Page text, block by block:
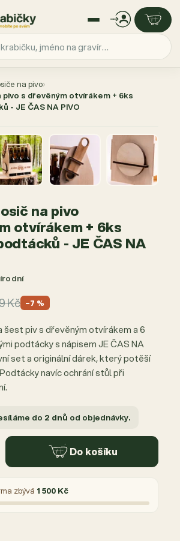
na pivo›
pivo s dřevěným otvírákem + 6ks
- JE ČAS NA PIVO
na pivo
otvírákem + 6ks
- JE ČAS NA
Kč −7 %
šest piv s dřevěným otvírákem a 6
podtácky s nápisem JE ČAS NA
set a originální dárek, který potěší
navíc ochrání stůl při
do 2 dnů od objednávky.
Do košíku
zbývá 1 500 Kč